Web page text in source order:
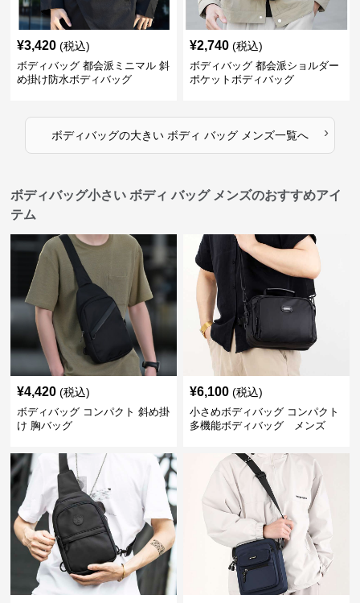
¥3,420 (税込)
ボディバッグ 都会派ミニマル 斜
め掛け防水ボディバッグ
¥2,740 (税込)
ボディバッグ 都会派ショルダー
ポケットボディバッグ
ボディバッグの大きい ボディ バッグ メンズ一覧へ ›
ボディバッグ小さい ボディ バッグ メンズのおすすめアイ
テム
¥4,420 (税込)
ボディバッグ コンパクト 斜め掛
け 胸バッグ
¥6,100 (税込)
小さめボディバッグ コンパクト
多機能ボディバッグ メンズ